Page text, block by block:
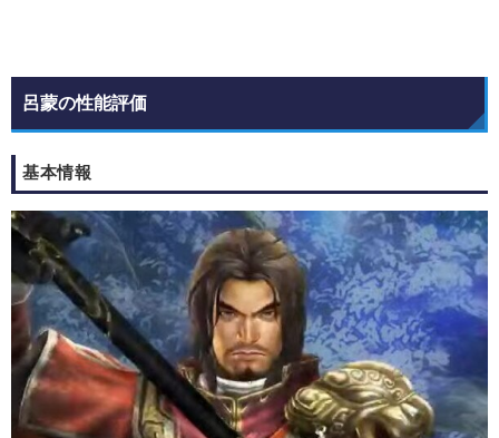
呂蒙の性能評価
基本情報